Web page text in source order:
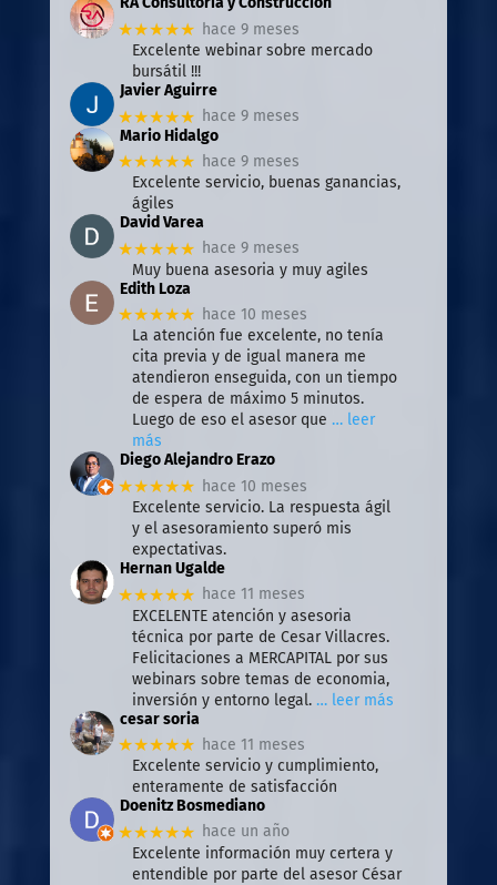
★★★★★ hace 9 meses
Excelente webinar sobre mercado
bursátil !!!
Javier Aguirre
★★★★★ hace 9 meses
Mario Hidalgo
★★★★★ hace 9 meses
Excelente servicio, buenas ganancias,
ágiles
David Varea
★★★★★ hace 9 meses
Muy buena asesoria y muy agiles
Edith Loza
★★★★★ hace 10 meses
La atención fue excelente, no tenía
cita previa y de igual manera me
atendieron enseguida, con un tiempo
de espera de máximo 5 minutos.
Luego de eso el asesor que … leer
más
Diego Alejandro Erazo
★★★★★ hace 10 meses
Excelente servicio. La respuesta ágil
y el asesoramiento superó mis
expectativas.
Hernan Ugalde
★★★★★ hace 11 meses
EXCELENTE atención y asesoria
técnica por parte de Cesar Villacres.
Felicitaciones a MERCAPITAL por sus
webinars sobre temas de economia,
inversión y entorno legal. … leer más
cesar soria
★★★★★ hace 11 meses
Excelente servicio y cumplimiento,
enteramente de satisfacción
Doenitz Bosmediano
★★★★★ hace un año
Excelente información muy certera y
entendible por parte del asesor César